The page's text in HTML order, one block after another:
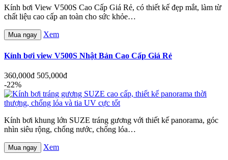
Kính bơi View V500S Cao Cấp Giá Rẻ, có thiết kế đẹp mắt, làm từ
chất liệu cao cấp an toàn cho sức khỏe…
Mua ngay Xem
Kính bơi view V500S Nhật Bản Cao Cấp Giá Rẻ
360,000đ 505,000đ
-22%
Kính bơi khung lớn SUZE tráng gương với thiết kế panorama, góc
nhìn siêu rộng, chống nước, chống lóa…
Mua ngay Xem